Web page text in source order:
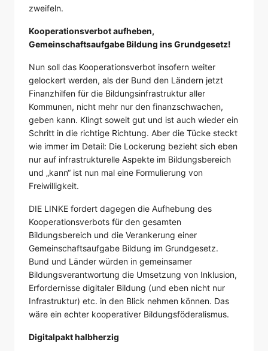
zweifeln.
Kooperationsverbot aufheben,
Gemeinschaftsaufgabe Bildung ins Grundgesetz!
Nun soll das Kooperationsverbot insofern weiter
gelockert werden, als der Bund den Ländern jetzt
Finanzhilfen für die Bildungsinfrastruktur aller
Kommunen, nicht mehr nur den finanzschwachen,
geben kann. Klingt soweit gut und ist auch wieder ein
Schritt in die richtige Richtung. Aber die Tücke steckt
wie immer im Detail: Die Lockerung bezieht sich eben
nur auf infrastrukturelle Aspekte im Bildungsbereich
und „kann“ ist nun mal eine Formulierung von
Freiwilligkeit.
DIE LINKE fordert dagegen die Aufhebung des
Kooperationsverbots für den gesamten
Bildungsbereich und die Verankerung einer
Gemeinschaftsaufgabe Bildung im Grundgesetz.
Bund und Länder würden in gemeinsamer
Bildungsverantwortung die Umsetzung von Inklusion,
Erfordernisse digitaler Bildung (und eben nicht nur
Infrastruktur) etc. in den Blick nehmen können. Das
wäre ein echter kooperativer Bildungsföderalismus.
Digitalpakt halbherzig